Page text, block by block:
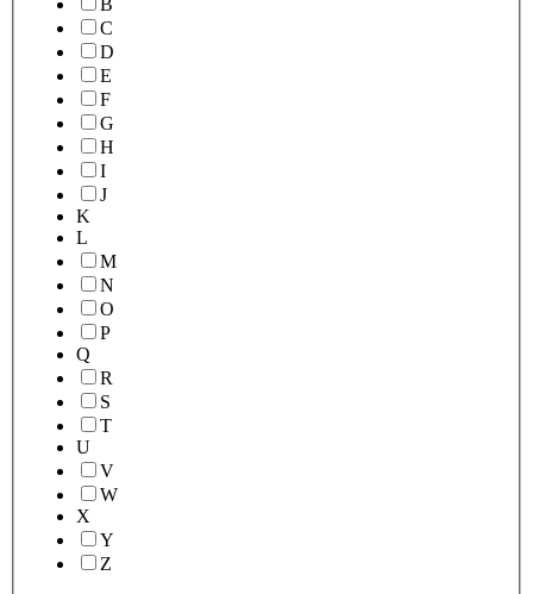
B
C
D
E
F
G
H
I
J
K
L
M
N
O
P
Q
R
S
T
U
V
W
X
Y
Z